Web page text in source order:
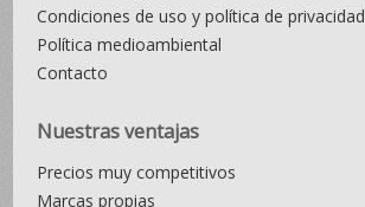
Condiciones de uso y política de privacidad
Política medioambiental
Contacto
Nuestras ventajas
Precios muy competitivos
Marcas propias